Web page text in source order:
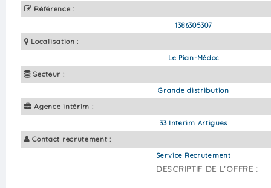
Référence :
1386305307
Localisation :
Le Pian-Médoc
Secteur :
Grande distribution
Agence intérim :
33 Interim Artigues
Contact recrutement :
Service Recrutement
DESCRIPTIF DE L'OFFRE :